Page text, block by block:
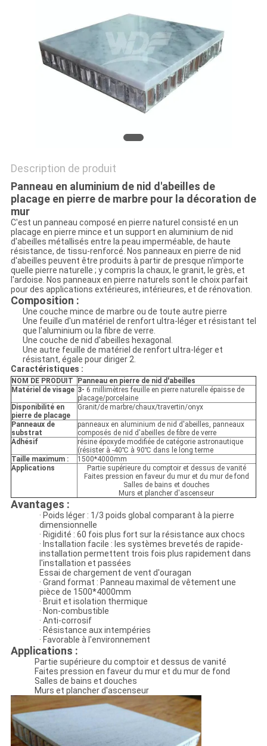
CONFIDENTIALITÉ
Description de produit
Panneau en aluminium de nid d'abeilles de
placage en pierre de marbre pour la décoration de
mur
C'est un panneau composé en pierre naturel consisté en un
placage en pierre mince et un support en aluminium de nid
d'abeilles métallisés entre la peau imperméable, de haute
résistance, de tissu-renforcé. Nos panneaux en pierre de nid
d'abeilles peuvent être produits à partir de presque n'importe
quelle pierre naturelle ; y compris la chaux, le granit, le grès, et
l'ardoise. Nos panneaux en pierre naturels sont le choix parfait
pour des applications extérieures, intérieures, et de rénovation.
Composition :
Une couche mince de marbre ou de toute autre pierre
Une feuille d'un matériel de renfort ultra-léger et résistant tel
que l'aluminium ou la fibre de verre.
Une couche de nid d'abeilles hexagonal.
Une autre feuille de matériel de renfort ultra-léger et
résistant, égale pour diriger 2.
Caractéristiques :
NOM DE PRODUIT
Panneau en pierre de nid d'abeilles
Matériel de visage 3- 6 millimètres feuille en pierre naturelle épaisse de
placage/porcelaine
Disponibilité en
pierre de placage
Granit/de marbre/chaux/travertin/onyx
Panneaux de
substrat
panneaux en aluminium de nid d'abeilles, panneaux
composés de nid d'abeilles de fibre de verre
Adhésif
résine époxyde modifiée de catégorie astronautique
(résister à -40℃ à 90℃ dans le long terme
Taille maximum :
1500*4000mm
Applications
Partie supérieure du comptoir et dessus de vanité
Faites pression en faveur du mur et du mur de fond
Salles de bains et douches
Murs et plancher d'ascenseur
Avantages :
· Poids léger : 1/3 poids global comparant à la pierre
dimensionnelle
· Rigidité : 60 fois plus fort sur la résistance aux chocs
· Installation facile : les systèmes brevetés de rapide-
installation permettent trois fois plus rapidement dans
l'installation et passées
Essai de chargement de vent d'ouragan
· Grand format : Panneau maximal de vêtement une
pièce de 1500*4000mm
· Bruit et isolation thermique
· Non-combustible
· Anti-corrosif
· Résistance aux intempéries
· Favorable à l'environnement
Applications :
Partie supérieure du comptoir et dessus de vanité
Faites pression en faveur du mur et du mur de fond
Salles de bains et douches
Murs et plancher d'ascenseur